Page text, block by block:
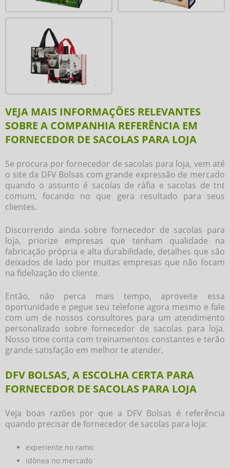
VEJA MAIS INFORMAÇÕES RELEVANTES
SOBRE A COMPANHIA REFERÊNCIA EM
FORNECEDOR DE SACOLAS PARA LOJA
Se procura porfornecedor de sacolas para loja, vem até
o site da DFV Bolsas com grande expressão de mercado
quando o assunto é sacolas de ráfia e sacolas de tnt
comum, focando no que gera resultado para seus
clientes.
Discorrendo ainda sobre fornecedor de sacolas para
loja, priorize empresas que tenham qualidade na
fabricação própria e alta durabilidade, detalhes que são
deixados de lado por muitas empresas que não focam
na fidelização do cliente.
Então, não perca mais tempo, aproveite essa
oportunidade e pegue seu telefone agora mesmo e fale
com um de nossos consultores para um atendimento
personalizado sobre fornecedor de sacolas para loja.
Nosso time conta com treinamentos constantes e terão
grande satisfação em melhor te atender.
DFV BOLSAS, A ESCOLHA CERTA PARA
FORNECEDOR DE SACOLAS PARA LOJA
Veja boas razões por que a DFV Bolsas é referência
quando precisar de fornecedor de sacolas para loja:
experiente no ramo
idônea no mercado